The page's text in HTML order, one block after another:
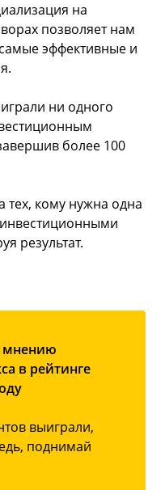
на
позволяет нам
эффективные и
ни одного
более 100
кому нужна одна
результат.
мнению
в рейтинге
выиграли,
поднимай